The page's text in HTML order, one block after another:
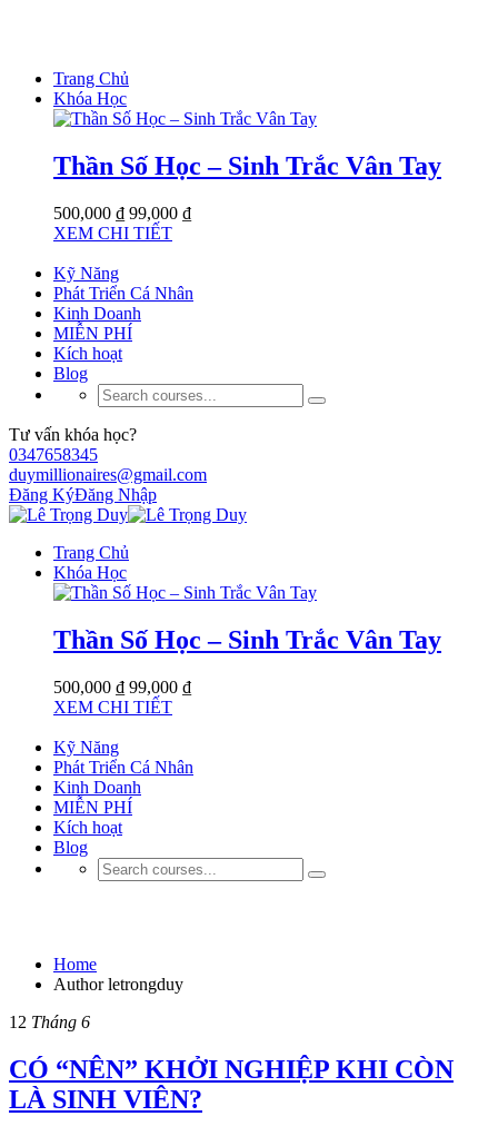
Trang Chủ
Khóa Học
Thần Số Học – Sinh Trắc Vân Tay
500,000 ₫ 99,000 ₫
XEM CHI TIẾT
Kỹ Năng
Phát Triển Cá Nhân
Kinh Doanh
MIỄN PHÍ
Kích hoạt
Blog
Tư vấn khóa học?
0347658345
duymillionaires@gmail.com
Đăng KýĐăng Nhập
Trang Chủ
Khóa Học
Thần Số Học – Sinh Trắc Vân Tay
500,000 ₫ 99,000 ₫
XEM CHI TIẾT
Kỹ Năng
Phát Triển Cá Nhân
Kinh Doanh
MIỄN PHÍ
Kích hoạt
Blog
Home
Author letrongduy
12 Tháng 6
CÓ “NÊN” KHỞI NGHIỆP KHI CÒN
LÀ SINH VIÊN?